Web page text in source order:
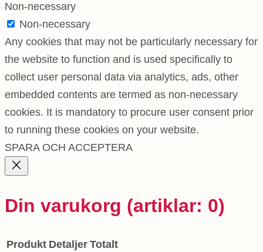
Non-necessary
Non-necessary
Any cookies that may not be particularly necessary for
the website to function and is used specifically to
collect user personal data via analytics, ads, other
embedded contents are termed as non-necessary
cookies. It is mandatory to procure user consent prior
to running these cookies on your website.
SPARA OCH ACCEPTERA
Din varukorg (artiklar: 0)
Produkt Detaljer Totalt